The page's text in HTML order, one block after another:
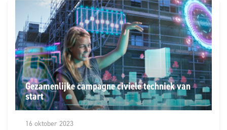
Gezamenlijke campagne civiele techniek van
start
16 oktober 2023